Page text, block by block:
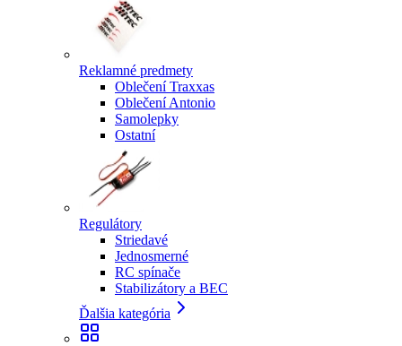
Reklamné predmety
Oblečení Traxxas
Oblečení Antonio
Samolepky
Ostatní
Regulátory
Striedavé
Jednosmerné
RC spínače
Stabilizátory a BEC
Ďalšia kategória